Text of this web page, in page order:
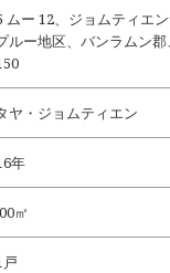
ムー 12、ジョムティエ
ルー地区、バンラムン郡
ヤ・ジョムティエン
年
㎡